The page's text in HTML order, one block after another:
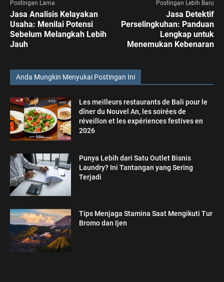
Postingan Lama
Jasa Analisis Kelayakan
Usaha: Menilai Potensi
Sebelum Melangkah Lebih
Jauh
Postingan Lebih Baru
Jasa Detektif
Perselingkuhan: Panduan
Lengkap untuk
Menemukan Kebenaran
Anda Mungkin Menyukai Postingan Ini
Les meilleurs restaurants de Bali pour le
dîner du Nouvel An, les soirées de
réveillon et les expériences festives en
2026
Punya Lebih dari Satu Outlet Bisnis
Laundry? Ini Tantangan yang Sering
Terjadi
Tips Menjaga Stamina Saat Mengikuti Tur
Bromo dan Ijen